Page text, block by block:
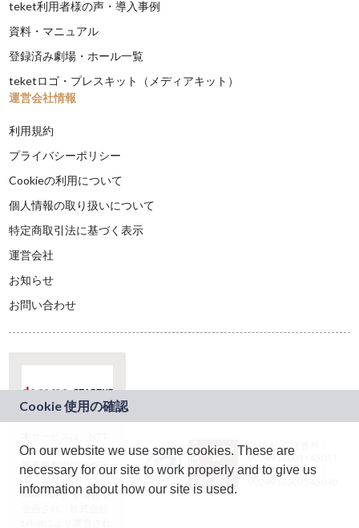
teket利用者様の声・導入事例
資料・マニュアル
登録済み劇場・ホール一覧
teketロゴ・プレスキット（メディアキット）
運営会社情報
利用規約
プライバシーポリシー
Cookieの利用について
個人情報の取り扱いについて
特定商取引法に基づく表示
運営会社
お知らせ
お問い合わせ
ドコモグループの新
規事業創出プログラ
ム「docomo
STARTUP」を通じて
JASRAC許諾番号：
9024936001Y45037
JASRAC許諾番号：
On our website we use some cookies. These are
necessary for our site to work properly and to give us
information about how our site is used.